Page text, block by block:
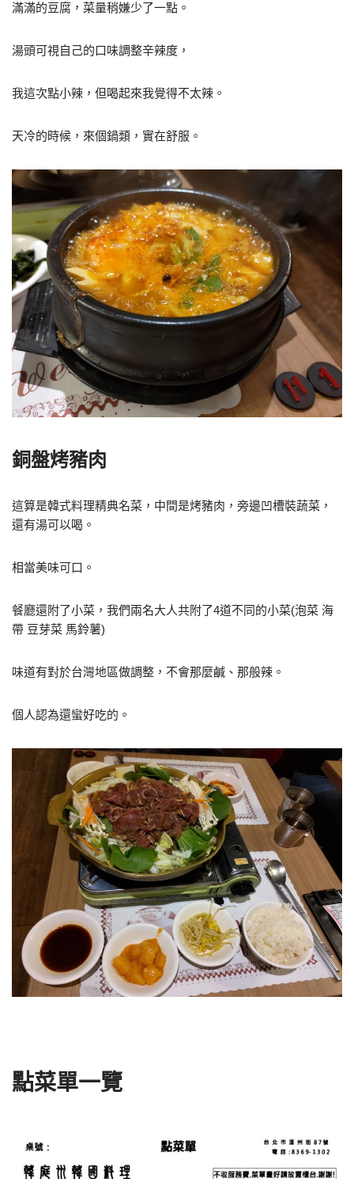
滿滿的豆腐，菜量稍嫌少了一點。
湯頭可視自己的口味調整辛辣度，
我這次點小辣，但喝起來我覺得不太辣。
天冷的時候，來個鍋類，實在舒服。
銅盤烤豬肉
這算是韓式料理精典名菜，中間是烤豬肉，旁邊凹槽裝蔬菜，
還有湯可以喝。
相當美味可口。
餐廳還附了小菜，我們兩名大人共附了4道不同的小菜(泡菜 海
帶 豆芽菜 馬鈴薯)
味道有對於台灣地區做調整，不會那麼鹹、那般辣。
個人認為還蠻好吃的。
點菜單一覽